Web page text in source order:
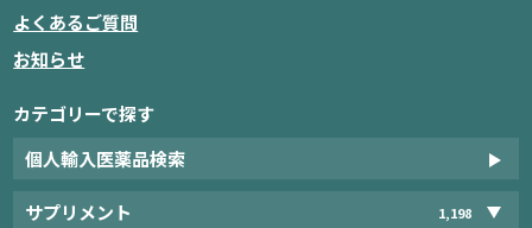
よくあるご質問
お知らせ
カテゴリーで探す
個人輸入医薬品検索
サプリメント 1,198